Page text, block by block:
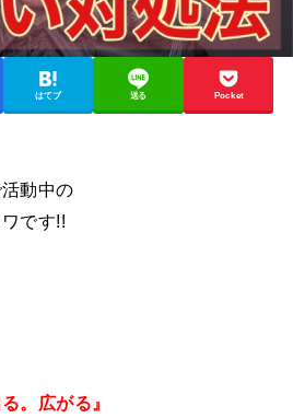
はてブ 送る Pocket
動中の
です!!
。広がる』